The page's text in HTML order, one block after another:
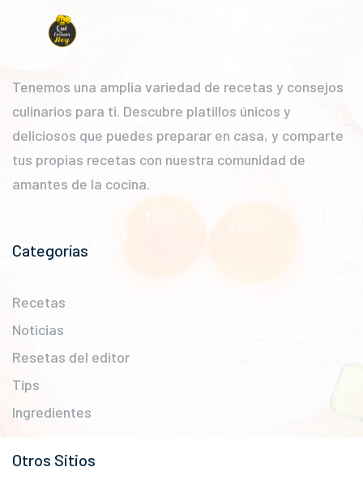
Tenemos una amplia variedad de recetas y consejos
culinarios para ti. Descubre platillos únicos y
deliciosos que puedes preparar en casa, y comparte
tus propias recetas con nuestra comunidad de
amantes de la cocina.
Categorías
Recetas
Noticias
Resetas del editor
Tips
Ingredientes
Otros Sitios